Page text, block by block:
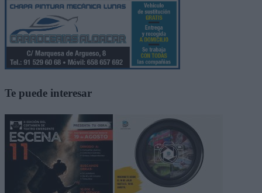
Te puede interesar